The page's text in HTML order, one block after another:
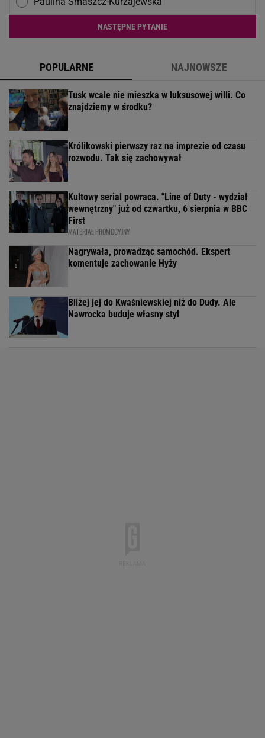
NASTĘPNE PYTANIE
POPULARNE NAJNOWSZE
Tusk wcale nie mieszka w luksusowej willi. Co
znajdziemy w środku?
Królikowski pierwszy raz na imprezie od czasu
rozwodu. Tak się zachowywał
Kultowy serial powraca. "Line of Duty - wydział
wewnętrzny" już od czwartku, 6 sierpnia w BBC
First
MATERIAŁ PROMOCYJNY
Nagrywała, prowadząc samochód. Ekspert
komentuje zachowanie Hyży
Bliżej jej do Kwaśniewskiej niż do Dudy. Ale
Nawrocka buduje własny styl